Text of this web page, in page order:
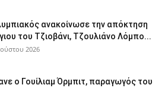
ανακοίνωσε την απόκτηση
του Τζιοβάνι, Τζουλιάνο Λόμπο...
2026
ο Γουίλιαμ Όρμπιτ, παραγωγός του